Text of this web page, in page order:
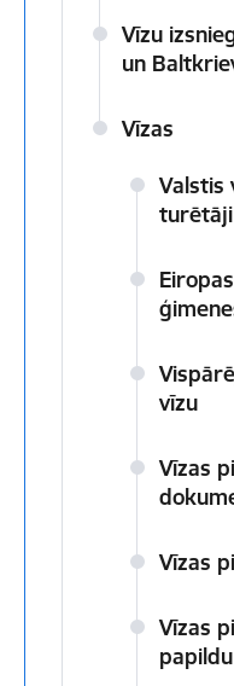
Vīzu
un
Vīzas
Valstis
turētāji
vīzu
Vīzas
Vīzas
Vīzas